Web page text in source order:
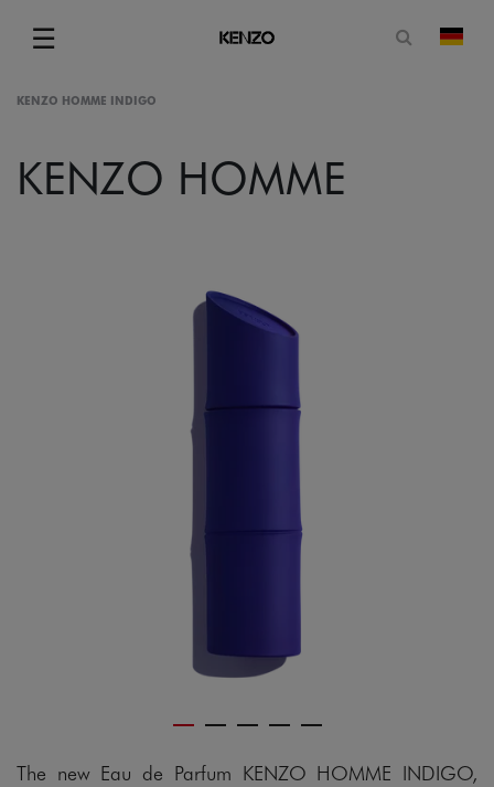
☰
Menu
KENZO HOMME INDIGO
KENZO HOMME
The new Eau de Parfum KENZO HOMME INDIGO,